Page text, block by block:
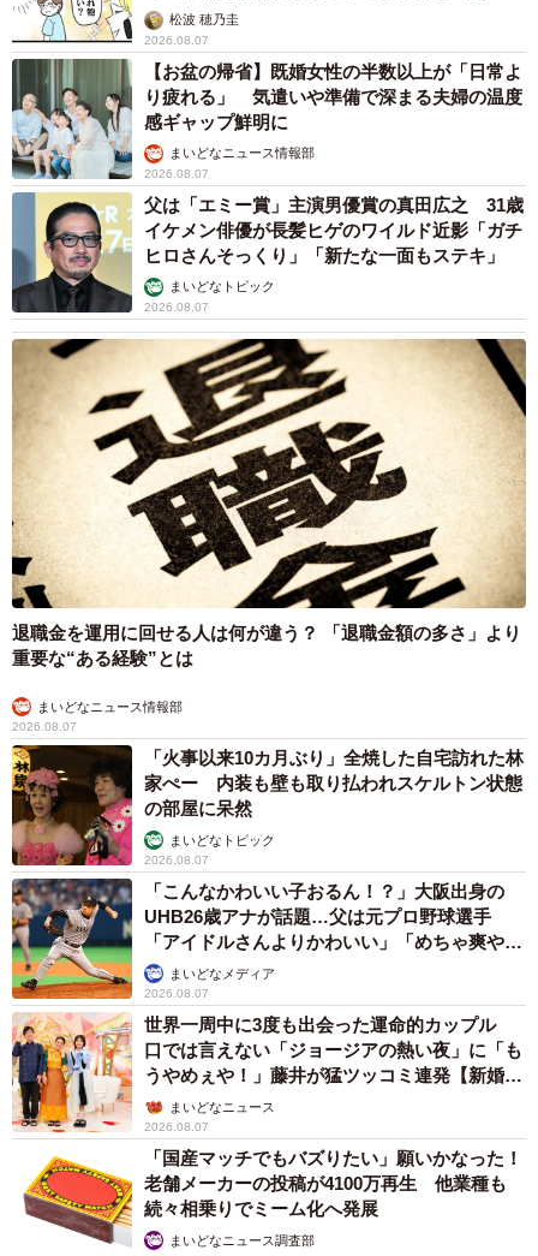
松波 穂乃圭
2026.08.07
【お盆の帰省】既婚女性の半数以上が「日常よ
り疲れる」 気遣いや準備で深まる夫婦の温度
感ギャップ鮮明に
まいどなニュース情報部
2026.08.07
父は「エミー賞」主演男優賞の真田広之 31歳
イケメン俳優が長髪ヒゲのワイルド近影「ガチ
ヒロさんそっくり」「新たな一面もステキ」
まいどなトピック
2026.08.07
退職金を運用に回せる人は何が違う？ 「退職金額の多さ」より
重要な“ある経験”とは
まいどなニュース情報部
2026.08.07
「火事以来10カ月ぶり」全焼した自宅訪れた林
家ぺー 内装も壁も取り払われスケルトン状態
の部屋に呆然
まいどなトピック
2026.08.07
「こんなかわいい子おるん！？」大阪出身の
UHB26歳アナが話題…父は元プロ野球選手
「アイドルさんよりかわいい」「めちゃ爽や
か」まいどなメディア
2026.08.07
世界一周中に3度も出会った運命的カップル
口では言えない「ジョージアの熱い夜」に「も
うやめぇや！」藤井が猛ツッコミ連発【新婚さ
ん】まいどなニュース
2026.08.07
「国産マッチでもバズりたい」願いかなった！
老舗メーカーの投稿が4100万再生 他業種も
続々相乗りでミーム化へ発展
まいどなニュース調査部